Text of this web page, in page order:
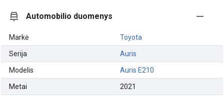
Automobilio duomenys
Markė Toyota
Serija Auris
Modelis Auris E210
Metai 2021